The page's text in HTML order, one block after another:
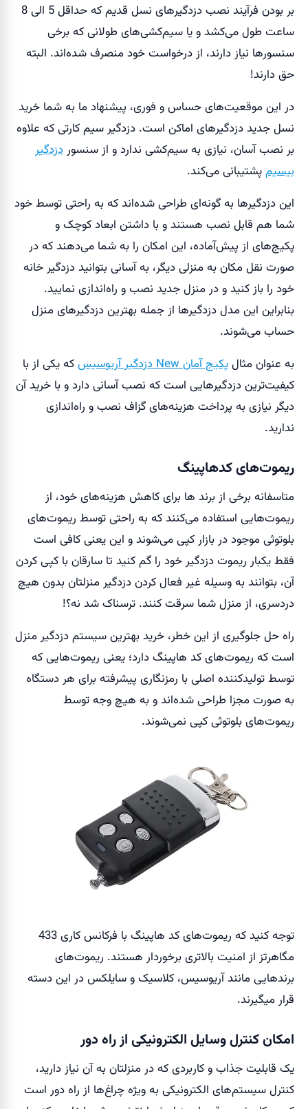
بر بودن فرآیند نصب دزدگیر‌های نسل قدیم که حداقل 5 الی 8
ساعت طول می‌کشد و یا سیم‌کشی‌های طولانی که برخی
سنسورها نیاز دارند، از درخواست خود منصرف شده‌اند. البته
حق دارند!
در این موقعیت‌های حساس و فوری، پیشنهاد ما به شما خرید
نسل جدید دزدگیر‌های اماکن است. دزدگیر سیم ‌کارتی که علاوه
بر نصب آسان، نیازی به سیم‌کشی‌ ندارد و از سنسور‌ دزدگیر
بیسیمپشتیبانی می‌کند.
این دزدگیر‌ها به گونه‌ای طراحی شده‌اند که به راحتی توسط خود
شما هم قابل نصب هستند و با داشتن ابعاد کوچک و
پکیج‌های از پیش‌آماده، این امکان را به شما می‌دهند که در
صورت نقل مکان به منزلی دیگر، به آسانی بتوانید دزدگیر خانه
خود را باز کنید و در منزل جدید نصب و راه‌اندازی نمایید.
بنابراین این مدل دزدگیرها از جمله بهترین دزدگیرهای منزل
حساب می‌شوند.
به عنوان مثالپکیج آمان New دزدگیر آریوسیس
که یکی از با
کیفیت‌ترین دزدگیر‌هایی است که نصب آسانی دارد و با خرید آن
دیگر نیازی به پرداخت هزینه‌های گزاف نصب و راه‌اندازی
ندارید.
ریموت‌های کدهاپینگ
متاسفانه برخی از برند ها برای کاهش هزینه‌های خود، از
ریموت‌هایی استفاده می‌کنند که به راحتی توسط ریموت‌های
بلوتوثی موجود در بازار کپی می‌شوند و این یعنی کافی است
فقط یکبار ریموت دزدگیر خود را گم کنید تا سارقان با کپی کردن
آن، بتوانند به وسیله غیر فعال کردن دزدگیر منزلتان بدون هیچ
دردسری، از منزل شما سرقت کنند. ترسناک شد نه؟!
راه حل جلوگیری از این خطر، خرید بهترین سیستم دزدگیر منزل
است که ریموت‌های کد هاپینگ دارد؛ یعنی ریموت‌هایی که
توسط تولید‌کننده اصلی با رمزنگاری پیشرفته برای هر دستگاه
به صورت مجزا طراحی شده‌اند و به هیچ وجه توسط
ریموت‌های بلوتوثی کپی نمی‌شوند.
توجه کنید که ریموت‌های کد هاپینگ با فرکانس کاری 433
مگاهرتز از امنیت بالاتری برخوردار هستند. ریموت‌های
برند‌هایی مانند آریوسیس، کلاسیک و سایلکس در این دسته
قرار میگیرند.
امکان کنترل وسایل الکترونیکی از راه دور
یک قابلیت جذاب و کاربردی که در منزلتان به آن نیاز دارید،
کنترل سیستم‌های الکترونیکی به ویژه چراغ‌ها از راه دور است